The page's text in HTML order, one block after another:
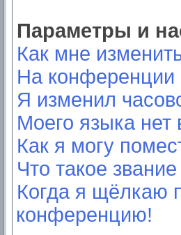
Параметры и
Как мне
На конференции
Я изменил
Моего языка нет
Как я могу
Что такое
Когда я щёлкаю
конференцию!